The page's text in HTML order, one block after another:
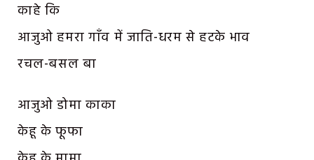
काहे कि
आजुओ हमरा गाँव में जाति-धरम से हटके भाव
रचल-बसल बा
आजुओ डोमा काका
केहू के फूफा